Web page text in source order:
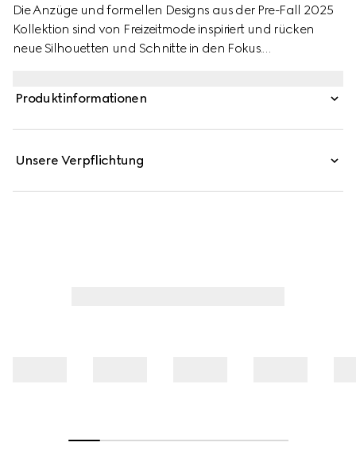
Die Anzüge und formellen Designs aus der Pre-Fall 2025
Kollektion sind von Freizeitmode inspiriert und rücken
neue Silhouetten und Schnitte in den Fokus.
eine Doppel G Stickerei.
Produktinformationen
Unsere Verpflichtung